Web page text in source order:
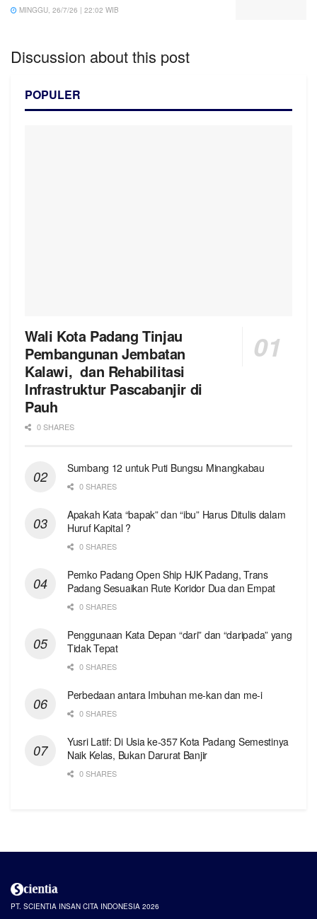
MINGGU, 26/7/26 | 22:02 WIB
Discussion about this post
POPULER
Wali Kota Padang Tinjau
Pembangunan Jembatan
Kalawi, dan Rehabilitasi
Infrastruktur Pascabanjir di
Pauh
0 SHARES
Sumbang 12 untuk Puti Bungsu Minangkabau
0 SHARES
Apakah Kata “bapak” dan “ibu” Harus Ditulis dalam
Huruf Kapital ?
0 SHARES
Pemko Padang Open Ship HJK Padang, Trans
Padang Sesuaikan Rute Koridor Dua dan Empat
0 SHARES
Penggunaan Kata Depan “dari” dan “daripada” yang
Tidak Tepat
0 SHARES
Perbedaan antara Imbuhan me-kan dan me-i
0 SHARES
Yusri Latif: Di Usia ke-357 Kota Padang Semestinya
Naik Kelas, Bukan Darurat Banjir
0 SHARES
PT. SCIENTIA INSAN CITA INDONESIA 2026